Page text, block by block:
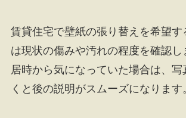
賃貸住宅で壁紙の張り替えを希望す
は現状の傷みや汚れの程度を確認し
居時から気になっていた場合は、写
くと後の説明がスムーズになります